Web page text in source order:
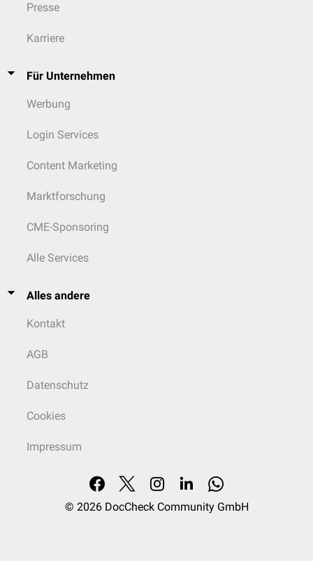
Presse
Karriere
Für Unternehmen
Werbung
Login Services
Content Marketing
Marktforschung
CME-Sponsoring
Alle Services
Alles andere
Kontakt
AGB
Datenschutz
Cookies
Impressum
© 2026 DocCheck Community GmbH